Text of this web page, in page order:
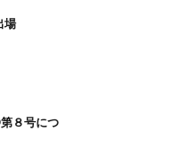
場
８号につ